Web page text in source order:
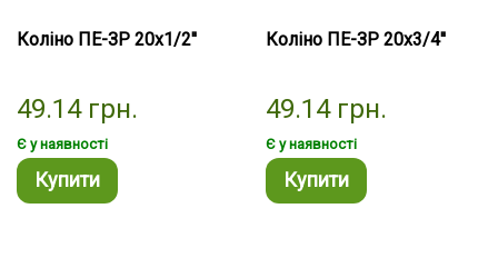
Коліно ПЕ-ЗР 20х1/2''
49.14 грн.
Є у наявності
Купити
Коліно ПЕ-ЗР 20х3/4''
49.14 грн.
Є у наявності
Купити